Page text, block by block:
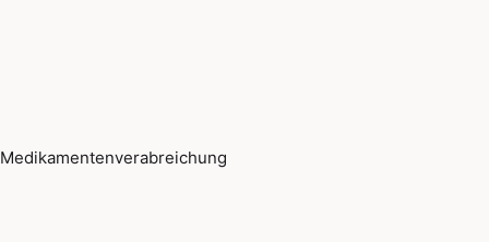
Medikamentenverabreichung